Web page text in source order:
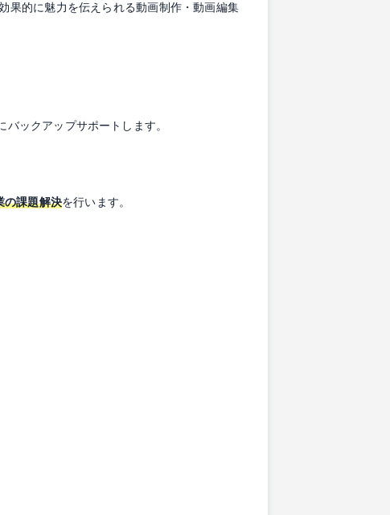
果的に魅力を伝えられる動画制作・動画編集
ックアップサポートします。
の課題解決を行います。